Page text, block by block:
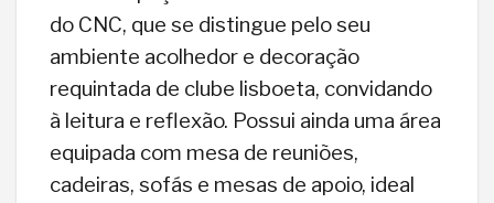
do CNC, que se distingue pelo seu
ambiente acolhedor e decoração
requintada de clube lisboeta, convidando
à leitura e reflexão. Possui ainda uma área
equipada com mesa de reuniões,
cadeiras, sofás e mesas de apoio, ideal